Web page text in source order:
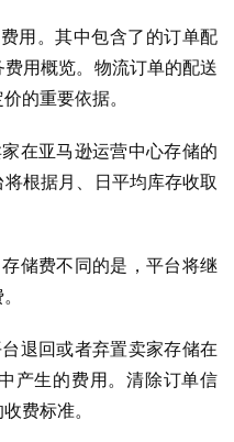
用。其中包含了的订单配
用概览。物流订单的配送
的重要依据。
在亚马逊运营中心存储的
根据月、日平均库存收取
储费不同的是，平台将继
退回或者弃置卖家存储在
产生的费用。清除订单信
费标准。